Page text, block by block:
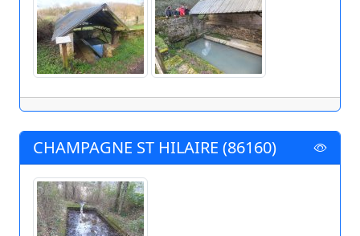
CHAMPAGNE ST HILAIRE (86160)